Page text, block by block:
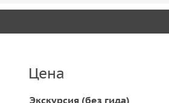
Цена
Экскурсия (без гида)